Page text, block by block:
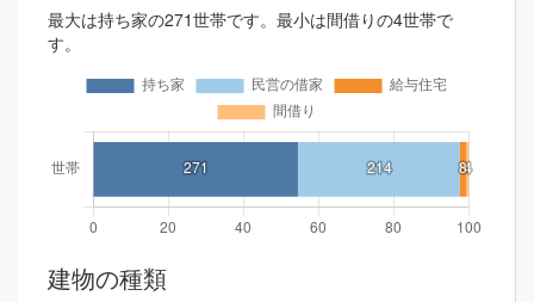
最大は持ち家の271世帯です。最小は間借りの4世帯で
す。
建物の種類